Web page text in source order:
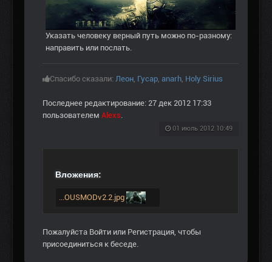
Указать человеку верный путь можно по-разному:
направить или послать.
Спасибо сказали: Леон Гусар anarh Holy Sirius
Последнее редактирование: 27 дек 2012 17:33
пользователем Alexs
01 июль 2012 10:49
Вложения:
...OUSMODv2.2.jpg
Пожалуйста Войти или Регистрация, чтобы
присоединиться к беседе.